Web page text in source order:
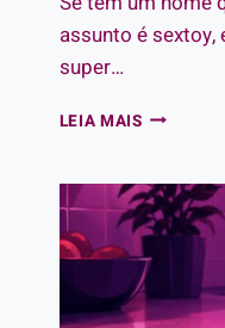
assunto é sextoy,
super…
LEIA MAISDILDO:
É,
ORIGEM,
HISTÓRIA
E
TIPOS